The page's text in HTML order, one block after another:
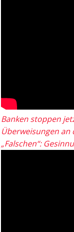
Banken stoppen
Überweisungen an
„Falschen“: